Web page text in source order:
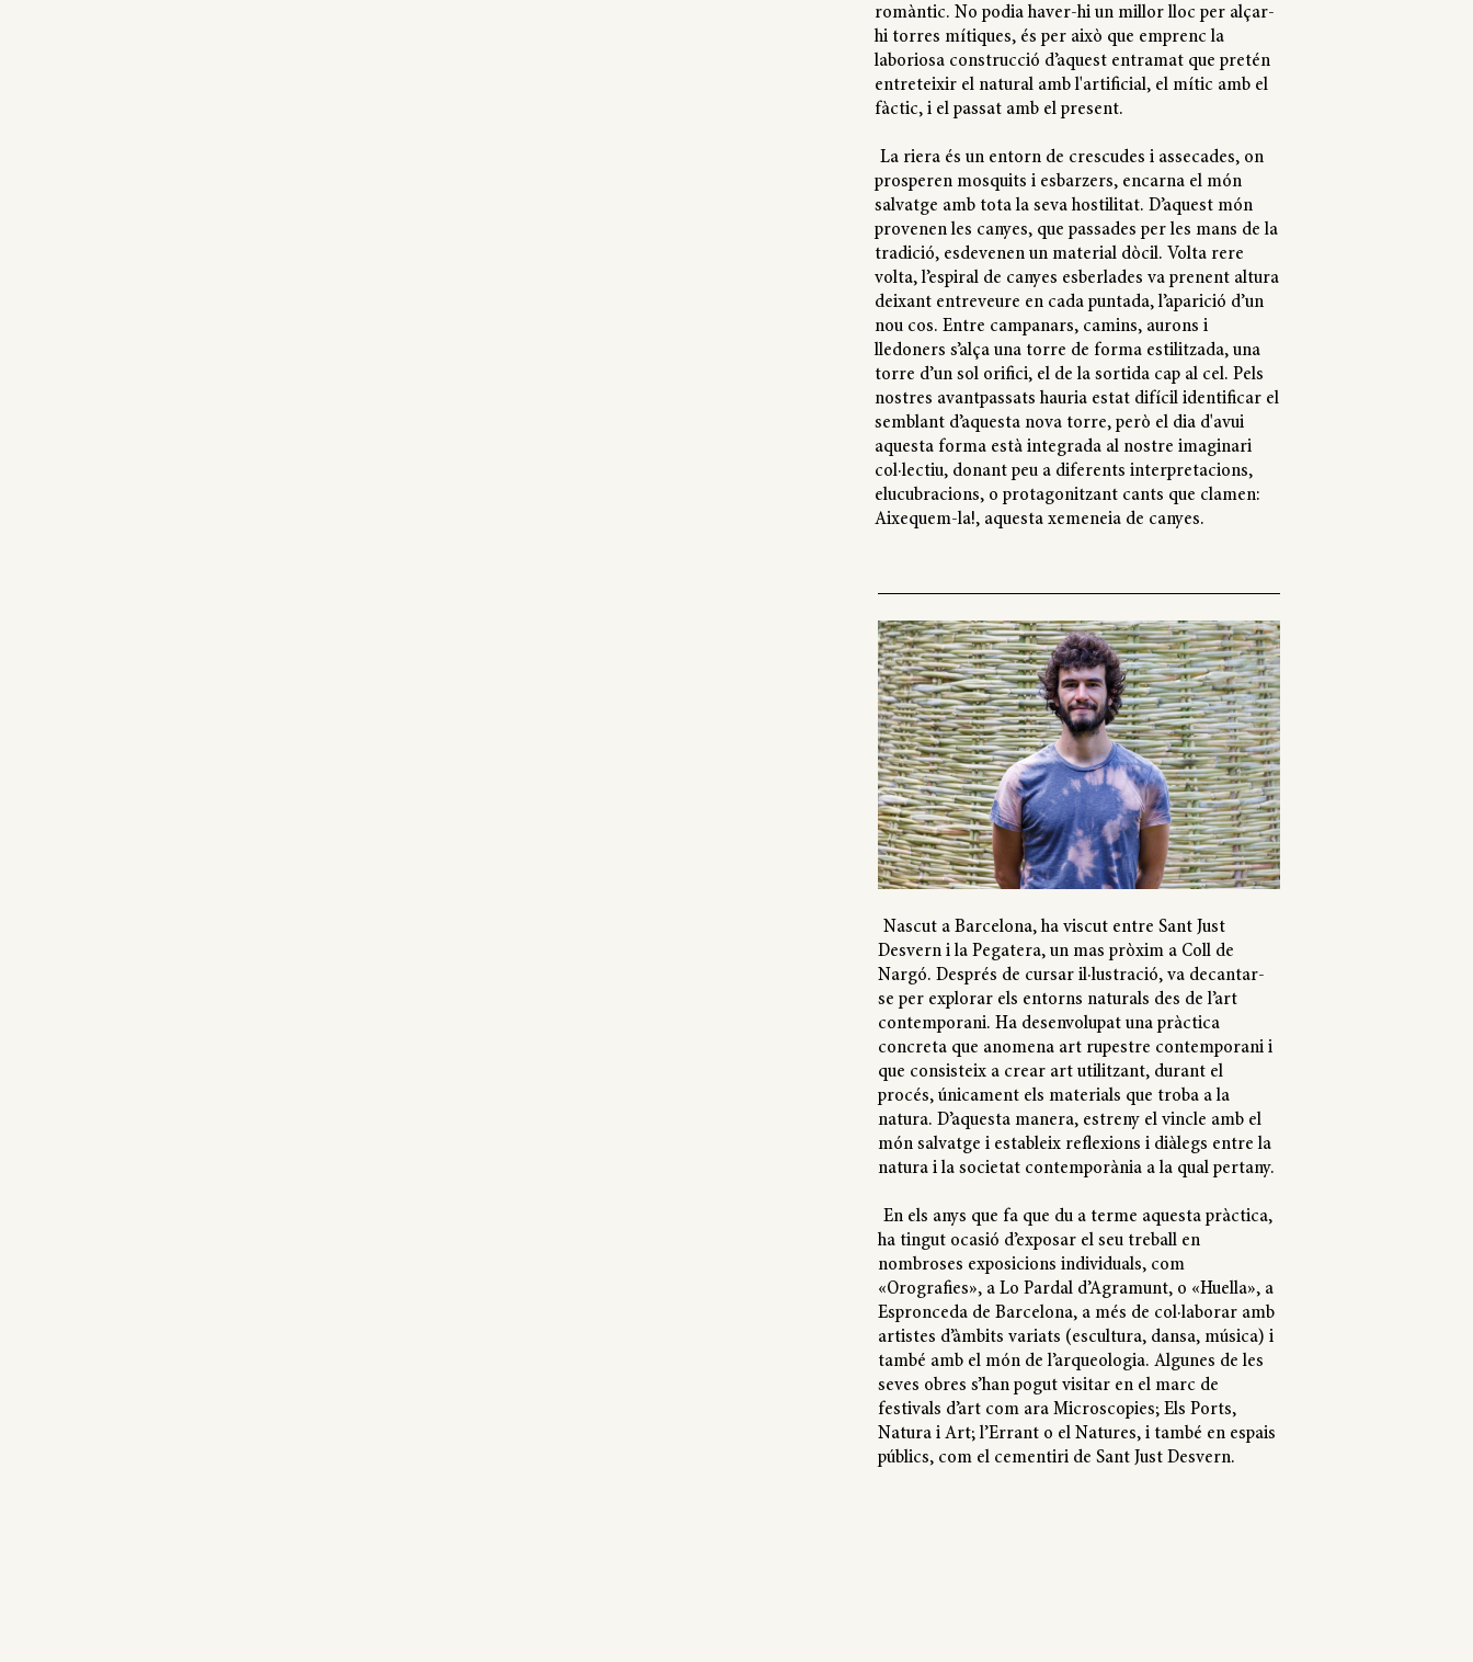
romàntic. No podia haver-hi un millor lloc per alçar-
hi torres mítiques, és per això que emprenc la
laboriosa construcció d’aquest entramat que pretén
entreteixir el natural amb l'artificial, el mític amb el
fàctic, i el passat amb el present.
La riera és un entorn de crescudes i assecades, on
prosperen mosquits i esbarzers, encarna el món
salvatge amb tota la seva hostilitat. D’aquest món
provenen les canyes, que passades per les mans de la
tradició, esdevenen un material dòcil. Volta rere
volta, l’espiral de canyes esberlades va prenent altura
deixant entreveure en cada puntada, l’aparició d’un
nou cos. Entre campanars, camins, aurons i
lledoners s’alça una torre de forma estilitzada, una
torre d’un sol orifici, el de la sortida cap al cel. Pels
nostres avantpassats hauria estat difícil identificar el
semblant d’aquesta nova torre, però el dia d'avui
aquesta forma està integrada al nostre imaginari
col·lectiu, donant peu a diferents interpretacions,
elucubracions, o protagonitzant cants que clamen:
Aixequem-la!, aquesta xemeneia de canyes.
Nascut a Barcelona, ha viscut entre Sant Just
Desvern i la Pegatera, un mas pròxim a Coll de
Nargó. Després de cursar il·lustració, va decantar-
se per explorar els entorns naturals des de l’art
contemporani. Ha desenvolupat una pràctica
concreta que anomena art rupestre contemporani i
que consisteix a crear art utilitzant, durant el
procés, únicament els materials que troba a la
natura. D’aquesta manera, estreny el vincle amb el
món salvatge i estableix reflexions i diàlegs entre la
natura i la societat contemporània a la qual pertany.
En els anys que fa que du a terme aquesta pràctica,
ha tingut ocasió d’exposar el seu treball en
nombroses exposicions individuals, com
«Orografies», a Lo Pardal d’Agramunt, o «Huella», a
Espronceda de Barcelona, a més de col·laborar amb
artistes d’àmbits variats (escultura, dansa, música) i
també amb el món de l’arqueologia. Algunes de les
seves obres s’han pogut visitar en el marc de
festivals d’art com ara Microscopies; Els Ports,
Natura i Art; l’Errant o el Natures, i també en espais
públics, com el cementiri de Sant Just Desvern.